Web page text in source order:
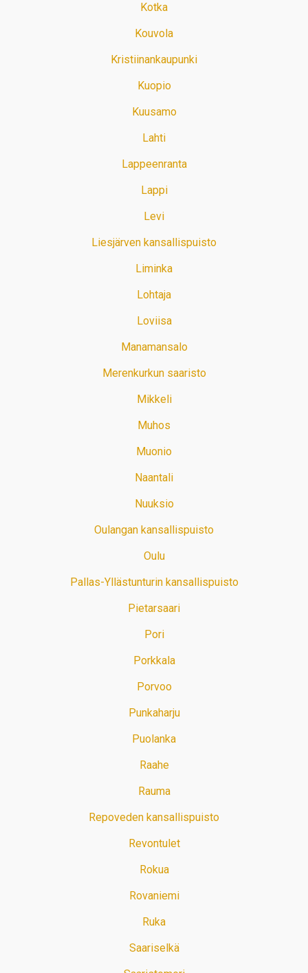
Kotka
Kouvola
Kristiinankaupunki
Kuopio
Kuusamo
Lahti
Lappeenranta
Lappi
Levi
Liesjärven kansallispuisto
Liminka
Lohtaja
Loviisa
Manamansalo
Merenkurkun saaristo
Mikkeli
Muhos
Muonio
Naantali
Nuuksio
Oulangan kansallispuisto
Oulu
Pallas-Yllästunturin kansallispuisto
Pietarsaari
Pori
Porkkala
Porvoo
Punkaharju
Puolanka
Raahe
Rauma
Repoveden kansallispuisto
Revontulet
Rokua
Rovaniemi
Ruka
Saariselkä